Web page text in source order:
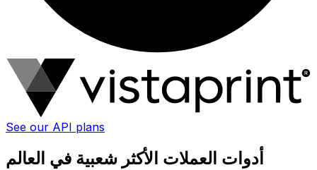
See our API plans
أدوات العملات الأكثر شعبية في العالم